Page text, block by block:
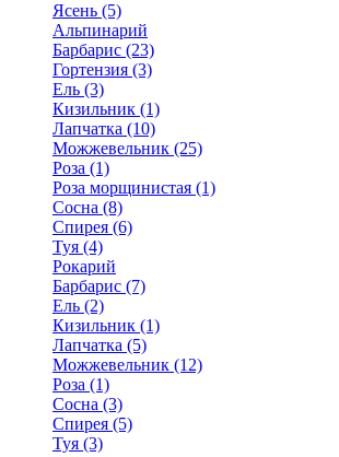
Ясень (5)
Альпинарий
Барбарис (23)
Гортензия (3)
Ель (3)
Кизильник (1)
Лапчатка (10)
Можжевельник (25)
Роза (1)
Роза морщинистая (1)
Сосна (8)
Спирея (6)
Туя (4)
Рокарий
Барбарис (7)
Ель (2)
Кизильник (1)
Лапчатка (5)
Можжевельник (12)
Роза (1)
Сосна (3)
Спирея (5)
Туя (3)